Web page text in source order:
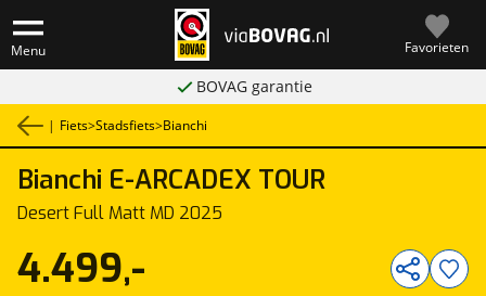
Menu Favorieten
BOVAG garantie
| Fiets>Stadsfiets>Bianchi
Bianchi E-ARCADEX TOUR
Desert Full Matt MD 2025
4.499,-